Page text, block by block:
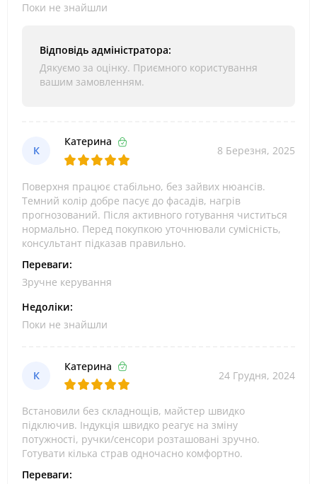
Поки не знайшли
Відповідь адміністратора:
Дякуємо за оцінку. Приємного користування
вашим замовленням.
К
Катерина
8 Березня, 2025
Поверхня працює стабільно, без зайвих нюансів.
Темний колір добре пасує до фасадів, нагрів
прогнозований. Після активного готування чиститься
нормально. Перед покупкою уточнювали сумісність,
консультант підказав правильно.
Переваги:
Зручне керування
Недоліки:
Поки не знайшли
К
Катерина
24 Грудня, 2024
Встановили без складнощів, майстер швидко
підключив. Індукція швидко реагує на зміну
потужності, ручки/сенсори розташовані зручно.
Готувати кілька страв одночасно комфортно.
Переваги: